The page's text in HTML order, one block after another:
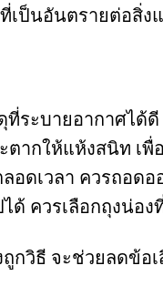
เป็นอันตรายต่อสิ่ง
ที่ระบายอากาศไ
ตากให้แห้งสนิท เพื่
อดเวลา ควรถอดอ
ได้ ควรเลือกถุงน่อ
กวิธี จะช่วยลดข้อ